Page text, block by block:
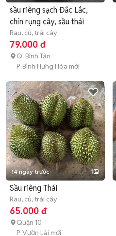
sầu riêng sạch Đắc Lắc,
chín rụng cây, sầu thái
Rau, củ, trái cây
79.000 đ
Q. Bình Tân
P. Bình Hưng Hòa mới
14 ngày trước 1
Sầu riêng Thái
Rau, củ, trái cây
65.000 đ
Quận 10
P. Vườn Lài mới